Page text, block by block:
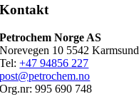
Kontakt
Petrochem Norge AS
Norevegen 10 5542 Karmsund
Tel:+47 94856 227
post@petrochem.no
Org.nr: 995 690 748